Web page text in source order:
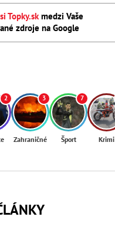
Topky.skmedzi Vaše
zdroje na Google
2 3
Zahraničné
7
Šport Krimi